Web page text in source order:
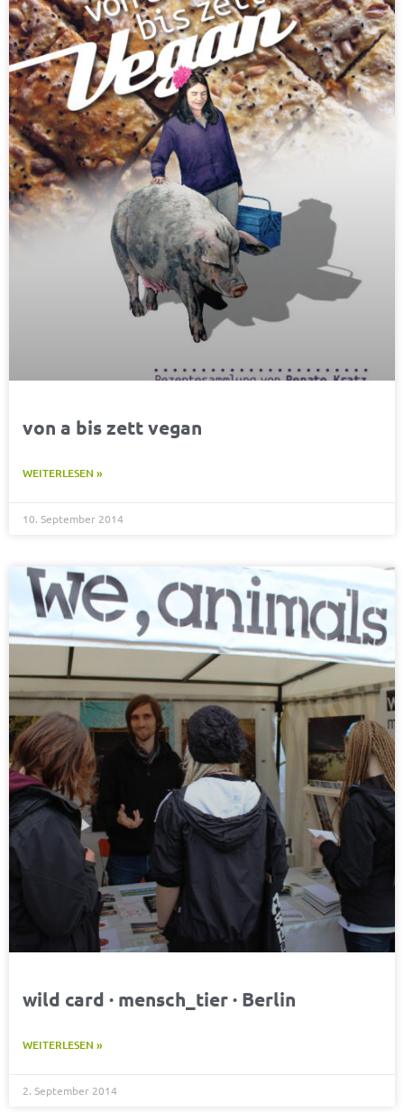
von a bis zett vegan
WEITERLESEN »
10. September 2014
wild card · mensch_tier · Berlin
WEITERLESEN »
2. September 2014